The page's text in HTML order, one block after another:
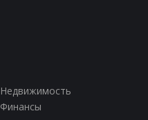
Недвижимость
Финансы